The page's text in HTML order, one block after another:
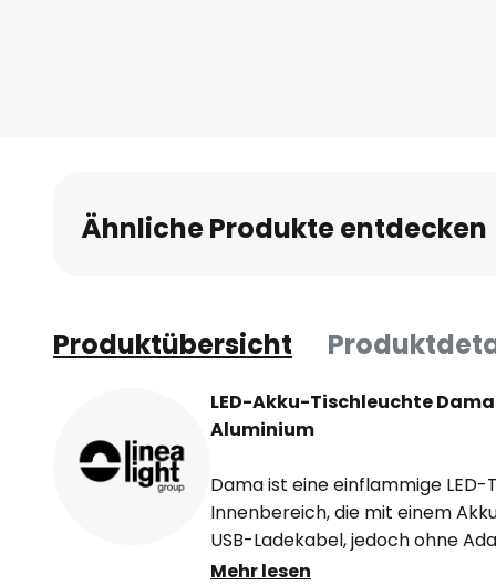
Ähnliche Produkte entdecken
Produktübersicht
LED-Akku-Tischleuchte
Aluminium
Dama ist eine einflammige
Innenbereich, die mit einem
USB-Ladekabel, jedoch ohne
wird. Die oben im Rahmen
Mehr lesen